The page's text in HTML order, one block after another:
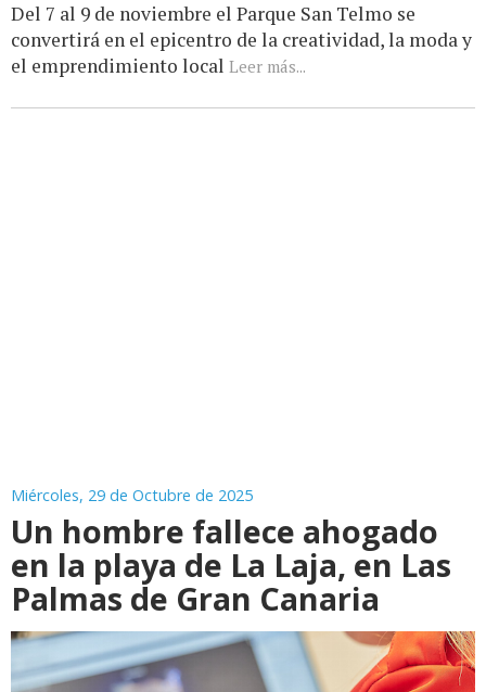
Del 7 al 9 de noviembre el Parque San Telmo se
convertirá en el epicentro de la creatividad, la moda y
el emprendimiento local Leer más...
Miércoles, 29 de Octubre de 2025
Un hombre fallece ahogado
en la playa de La Laja, en Las
Palmas de Gran Canaria